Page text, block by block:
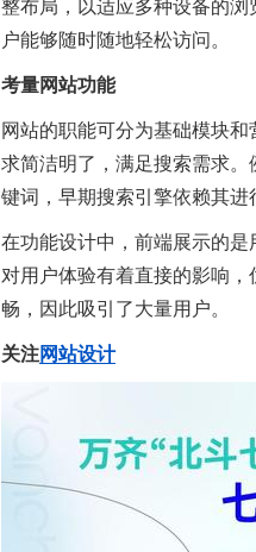
整布局，以适应多种设备的
户能够随时随地轻松访问。
考量网站功能
网站的职能可分为基础模块
求简洁明了，满足搜索需求
键词，早期搜索引擎依赖其进
在功能设计中，前端展示的
对用户体验有着直接的影响
畅，因此吸引了大量用户。
关注网站设计